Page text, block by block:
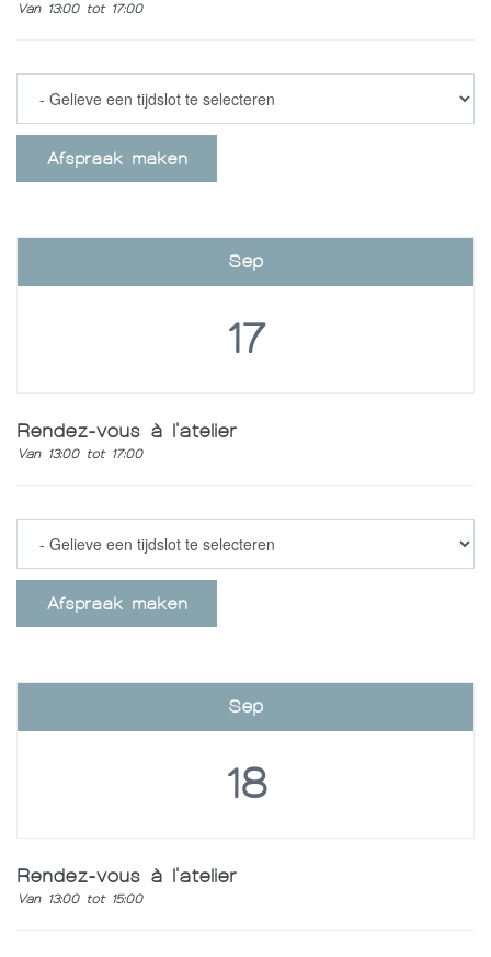
Van 13:00 tot 17:00
Afspraak maken
Sep
17
Rendez-vous à l'atelier
Van 13:00 tot 17:00
Afspraak maken
Sep
18
Rendez-vous à l'atelier
Van 13:00 tot 15:00